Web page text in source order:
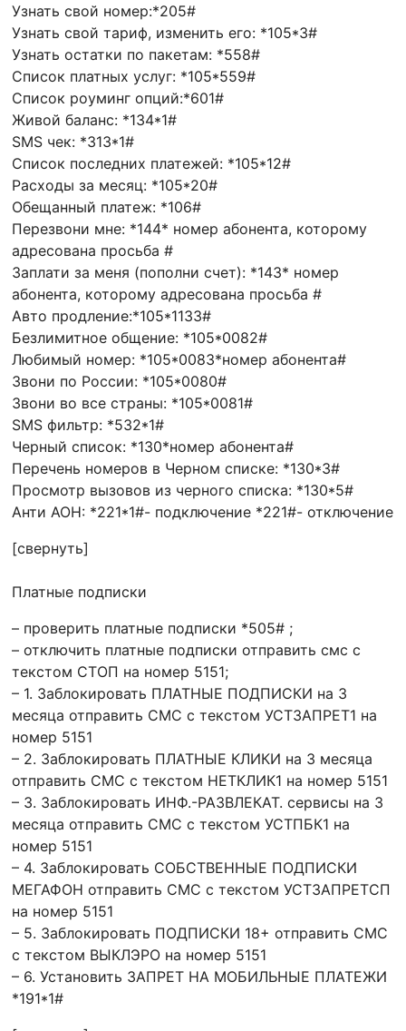
Узнать свой номер:*205#
Узнать свой тариф, изменить его: *105*3#
Узнать остатки по пакетам: *558#
Список платных услуг: *105*559#
Список роуминг опций:*601#
Живой баланс: *134*1#
SMS чек: *313*1#
Список последних платежей: *105*12#
Расходы за месяц: *105*20#
Обещанный платеж: *106#
Перезвони мне: *144* номер абонента, которому
адресована просьба #
Заплати за меня (пополни счет): *143* номер
абонента, которому адресована просьба #
Авто продление:*105*1133#
Безлимитное общение: *105*0082#
Любимый номер: *105*0083*номер абонента#
Звони по России: *105*0080#
Звони во все страны: *105*0081#
SMS фильтр: *532*1#
Черный список: *130*номер абонента#
Перечень номеров в Черном списке: *130*3#
Просмотр вызовов из черного списка: *130*5#
Анти АОН: *221*1#- подключение *221#- отключение
[свернуть]
Платные подписки
– проверить платные подписки *505# ;
– отключить платные подписки отправить смс с
текстом СТОП на номер 5151;
– 1. Заблокировать ПЛАТНЫЕ ПОДПИСКИ на 3
месяца отправить СМС с текстом УСТЗАПРЕТ1 на
номер 5151
– 2. Заблокировать ПЛАТНЫЕ КЛИКИ на 3 месяца
отправить СМС с текстом НЕТКЛИК1 на номер 5151
– 3. Заблокировать ИНФ.-РАЗВЛЕКАТ. сервисы на 3
месяца отправить СМС с текстом УСТПБК1 на
номер 5151
– 4. Заблокировать СОБСТВЕННЫЕ ПОДПИСКИ
МЕГАФОН отправить СМС с текстом УСТЗАПРЕТСП
на номер 5151
– 5. Заблокировать ПОДПИСКИ 18+ отправить СМС
с текстом ВЫКЛЭРО на номер 5151
– 6. Установить ЗАПРЕТ НА МОБИЛЬНЫЕ ПЛАТЕЖИ
*191*1#